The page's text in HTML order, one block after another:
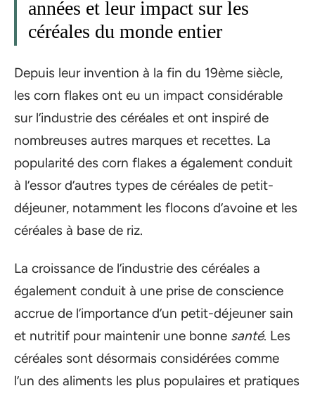
années et leur impact sur les
céréales du monde entier
Depuis leur invention à la fin du 19ème siècle,
les corn flakes ont eu un impact considérable
sur l’industrie des céréales et ont inspiré de
nombreuses autres marques et recettes. La
popularité des corn flakes a également conduit
à l’essor d’autres types de céréales de petit-
déjeuner, notamment les flocons d’avoine et les
céréales à base de riz.
La croissance de l’industrie des céréales a
également conduit à une prise de conscience
accrue de l’importance d’un petit-déjeuner sain
et nutritif pour maintenir une bonne santé. Les
céréales sont désormais considérées comme
l’un des aliments les plus populaires et pratiques